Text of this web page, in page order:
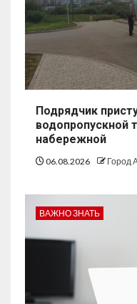
Подрядчик
водопропускной
набережной
06.08.2026 Город
ВАЖНО ЗНАТЬ